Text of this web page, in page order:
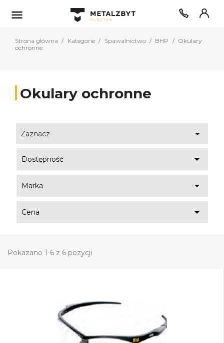

Strona główna Kategorie Spawalnictwo BHP
Okulary
ochronne
Okulary ochronne
Zaznacz 
Dostępność 
Marka 
Cena 
Pokazano 1-6 z 6 pozycji